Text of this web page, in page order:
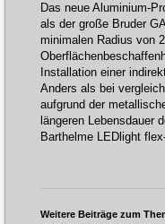
Das neue Aluminium-
als der große Bruder
minimalen Radius von
Installation einer
Anders als bei
aufgrund der
längeren Lebensdauer
Barthelme LEDlight
Weitere Beiträge zum